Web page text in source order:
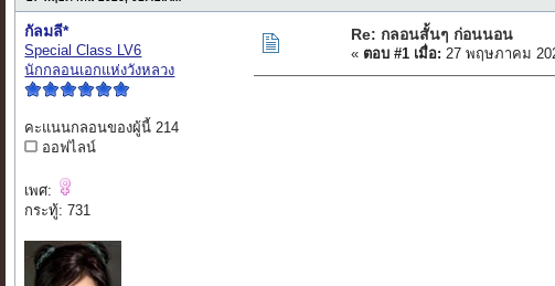
กัลมลี*
Special Class LV6
นักกลอนเอกแห่งวังหลวง
คะแนนกลอนของผู้นี้ 214
ออฟไลน์
เพศ:
กระทู้: 731
Re: กลอนสั้นๆ ก่อนนอน
« ตอบ #1 เมื่อ: 27 พฤษภาคม